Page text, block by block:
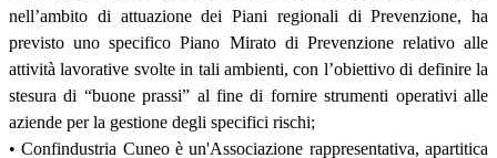
nell’ambito di attuazione dei Piani regionali di Prevenzione, ha
previsto uno specifico Piano Mirato di Prevenzione relativo alle
attività lavorative svolte in tali ambienti, con l’obiettivo di definire la
stesura di “buone prassi” al fine di fornire strumenti operativi alle
aziende per la gestione degli specifici rischi;
• Confindustria Cuneo è un'Associazione rappresentativa, apartitica